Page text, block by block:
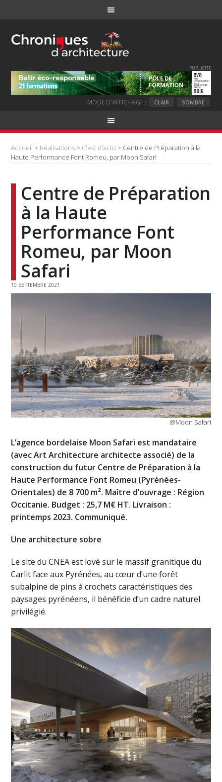
PUBLICITE
MODE D'AFFICHAGE : CLAIR SOMBRE
Accueil > Réalisations > C'est d'actu > Centre de Préparation à la
Haute Performance Font Romeu, par Moon Safari
Centre de Préparation
à la Haute
Performance Font
Romeu, par Moon
Safari
10 SEPTEMBRE 2021
@Moon Safari
L’agence bordelaise Moon Safari est mandataire
(avec Art Architecture architecte associé) de la
construction du futur Centre de Préparation à la
Haute Performance Font Romeu (Pyrénées-
Orientales) de 8 700 m². Maître d’ouvrage : Région
Occitanie. Budget : 25,7 M€ HT. Livraison :
printemps 2023. Communiqué.
Une architecture sobre
Le site du CNEA est lové sur le massif granitique du
Carlit face aux Pyrénées, au cœur d’une forêt
subalpine de pins à crochets caractéristiques des
paysages pyrénéens, il bénéficie d’un cadre naturel
privilégié.